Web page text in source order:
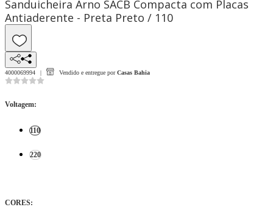
Sanduicheira Arno SACB Compacta com Placas
Antiaderente - Preta Preto / 110
4000069994 Vendido e entregue por Casas Bahia
Voltagem:
110
220
CORES: